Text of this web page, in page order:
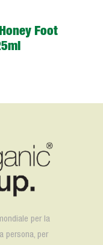
Foot
per la
persona, per